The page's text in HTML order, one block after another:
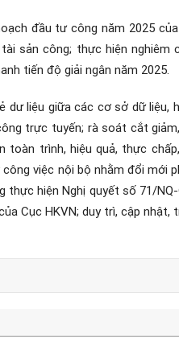
đầu tư công năm 2025
sản công; thực hiện
tiến độ giải ngân năm 2025.
dư liệu giữa các cơ sở dữ
trực tuyến; rà soát cắt
trình, hiệu quả, thực
việc nội bộ nhằm đổi mới
hiện Nghị quyết số 71/
Cục HKVN; duy trì, cập nhật,